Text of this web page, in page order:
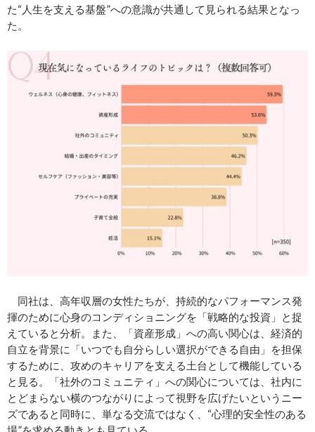
た“人生を支える基盤”への意識が共通して見られる結果となっ
た。
同社は、高年収層の女性たちが、持続的なパフォーマンス発
揮のために心身のコンディショニングを「戦略的な投資」と捉
えていると分析。また、「資産形成」への高い関心は、経済的
自立を背景に「いつでも自分らしい選択ができる自由」を担保
するために、攻めのキャリアを支える土台として機能している
と見る。「社外のコミュニティ」への関心については、社内に
とどまらない横のつながりによって視野を広げたいというニー
ズであると同時に、単なる交流ではなく、“心理的安全性のある